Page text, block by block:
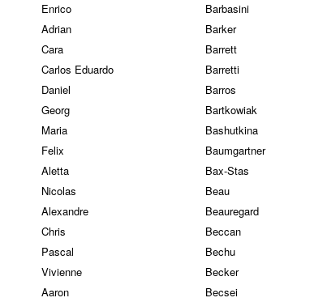
Enrico
Barbasini
Adrian
Barker
Cara
Barrett
Carlos Eduardo
Barretti
Daniel
Barros
Georg
Bartkowiak
Maria
Bashutkina
Felix
Baumgartner
Aletta
Bax-Stas
Nicolas
Beau
Alexandre
Beauregard
Chris
Beccan
Pascal
Bechu
Vivienne
Becker
Aaron
Becsei